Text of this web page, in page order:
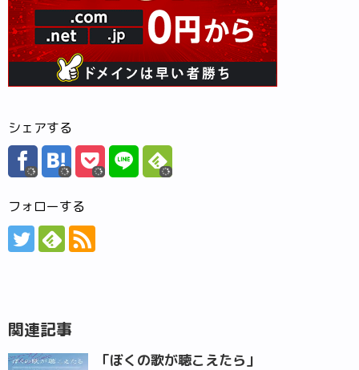
シェアする
フォローする
関連記事
「ぼくの歌が聴こえたら」